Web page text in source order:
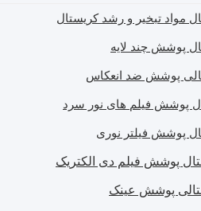
مواد تبخیر و رشد کریستال
پوشش چند لایه
پوشش ضد انعکاس
پوشش فیلم های نور سرد
پوشش فیلتر نوری
پوشش فیلم دی الکتریک
پوشش عینک